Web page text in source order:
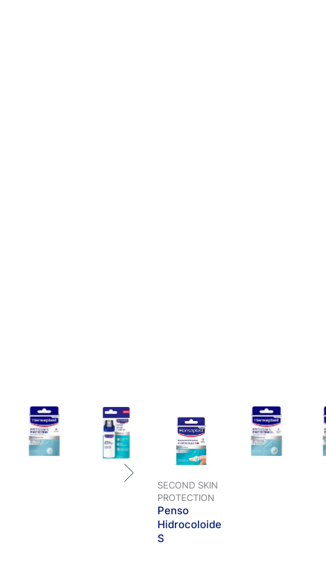
SECOND SKIN
PROTECTION
Penso
Hidrocoloide
S